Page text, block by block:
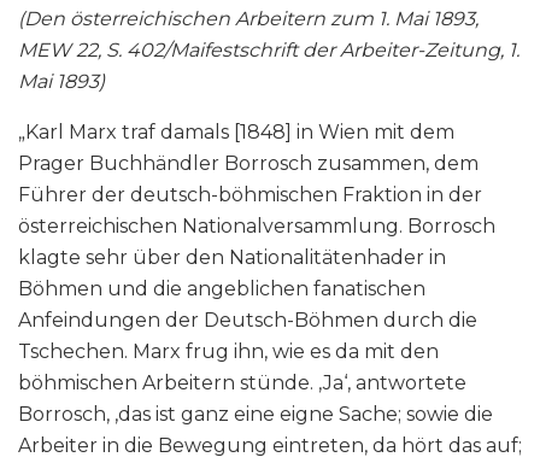
(Den österreichischen Arbeitern zum 1. Mai 1893,
MEW 22, S. 402/Maifestschrift der Arbeiter-Zeitung, 1.
Mai 1893)
„Karl Marx traf damals [1848] in Wien mit dem
Prager Buchhändler Borrosch zusammen, dem
Führer der deutsch-böhmischen Fraktion in der
österreichischen Nationalversammlung. Borrosch
klagte sehr über den Nationalitätenhader in
Böhmen und die angeblichen fanatischen
Anfeindungen der Deutsch-Böhmen durch die
Tschechen. Marx frug ihn, wie es da mit den
böhmischen Arbeitern stünde. ‚Ja‘, antwortete
Borrosch, ‚das ist ganz eine eigne Sache; sowie die
Arbeiter in die Bewegung eintreten, da hört das auf;